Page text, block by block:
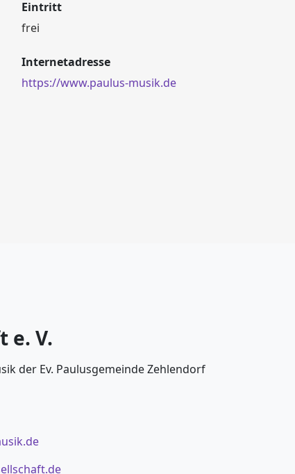
Eintritt
frei
Internetadresse
https://www.paulus-musik.de
e. V.
der Ev. Paulusgemeinde Zehlendorf